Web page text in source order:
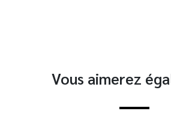
Vous aimerez